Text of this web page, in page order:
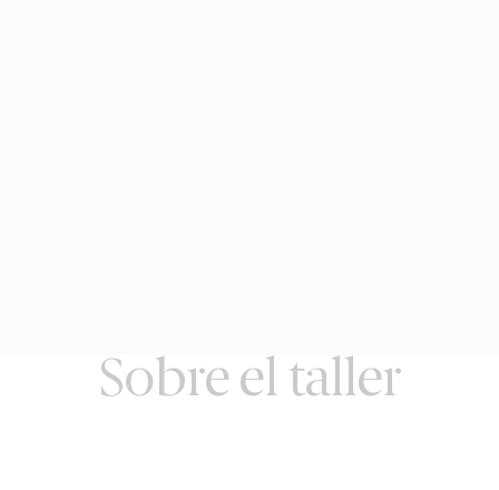
Sobre el taller